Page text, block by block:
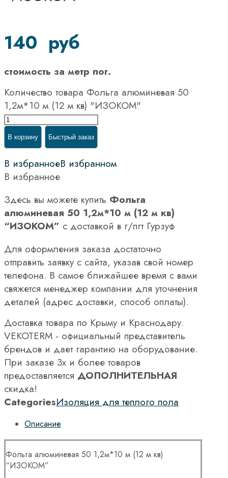
140 руб
стоимость за метр пог.
Количество товара Фольга алюминевая 50
1,2м*10 м (12 м кв) "ИЗОКОМ"
В корзину Быстрый заказ
В избранноеВ избранном
В избранное
Здесь вы можете купить Фольга
алюминевая 50 1,2м*10 м (12 м кв)
“ИЗОКОМ” с доставкой в г/пгт Гурзуф
Для оформления заказа достаточно
отправить заявку с сайта, указав свой номер
телефона. В самое ближайшее время с вами
свяжется менеджер компании для уточнения
деталей (адрес доставки, способ оплаты).
Доставка товара по Крыму и Краснодару.
VEKOTERM - официальный представитель
брендов и дает гарантию на оборудование.
При заказе 3х и более товаров
предоставляется ДОПОЛНИТЕЛЬНАЯ
скидка!
CategoriesИзоляция для теплого пола
Описание
Фольга алюминевая 50 1,2м*10 м (12 м кв)
“ИЗОКОМ”